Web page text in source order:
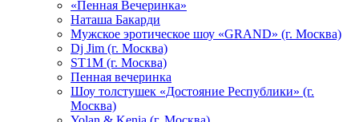
«Пенная Вечеринка»
Hаташа Бакарди
Мужское эротическое шоу «GRAND» (г. Москва)
Dj Jim (г. Москва)
ST1M (г. Москва)
Пенная вечеринка
Шоу толстушек «Достояние Республики» (г.
Москва)